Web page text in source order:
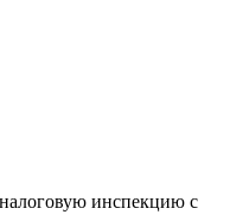
инспекцию с